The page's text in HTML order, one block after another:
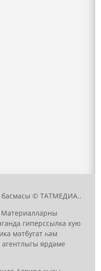
басмасы © ТАТМЕДИА..
Материалларны
гиперссылка кую
матбугат һәм
ярдәме